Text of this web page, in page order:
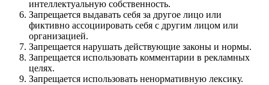
интеллектуальную собственность.
Запрещается выдавать себя за другое лицо или
фиктивно ассоциировать себя с другим лицом или
организацией.
Запрещается нарушать действующие законы и нормы.
Запрещается использовать комментарии в рекламных
целях.
Запрещается использовать ненормативную лексику.